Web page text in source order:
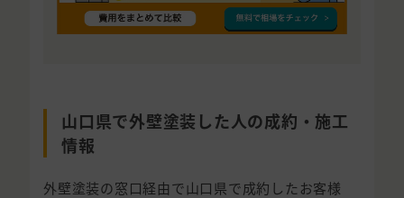
山口県で外壁塗装した人の成約・施工
情報
外壁塗装の窓口経由で山口県で成約したお客様